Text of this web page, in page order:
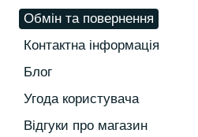
Обмін та повернення
Контактна інформація
Блог
Угода користувача
Відгуки про магазин